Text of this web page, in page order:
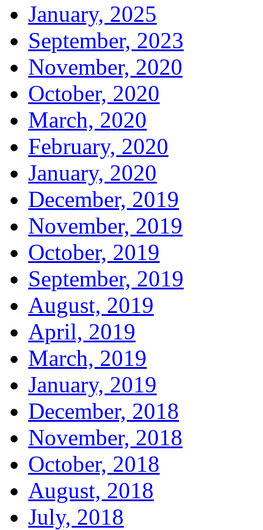
January, 2025
September, 2023
November, 2020
October, 2020
March, 2020
February, 2020
January, 2020
December, 2019
November, 2019
October, 2019
September, 2019
August, 2019
April, 2019
March, 2019
January, 2019
December, 2018
November, 2018
October, 2018
August, 2018
July, 2018